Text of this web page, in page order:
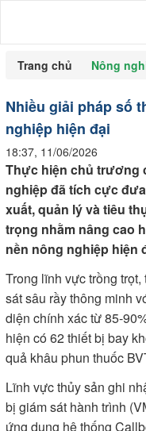
Trang chủ
Nông
Nhiều giải pháp số
nghiệp hiện đại
18:37, 11/06/2026
Thực hiện chủ trương
nghiệp đã tích cực
xuất, quản lý và tiêu
trọng nhằm nâng cao
nền nông nghiệp hiện
Trong lĩnh vực trồng
sát sâu rầy thông minh
diện chính xác từ 85-
hiện có 62 thiết bị bay
quả khâu phun thuốc
Lĩnh vực thủy sản ghi
bị giám sát hành trình
ứng dụng hệ thống